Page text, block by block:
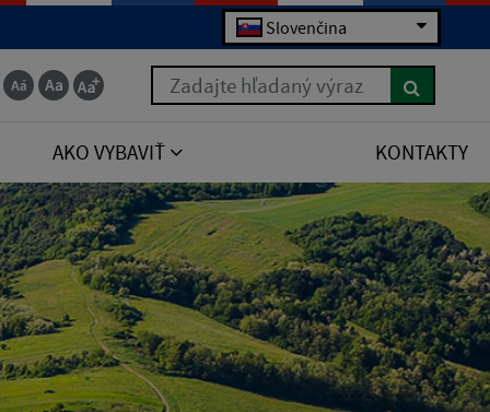
Slovenčina
Zadajte hľadaný výraz
AKO VYBAVIŤ KONTAKTY